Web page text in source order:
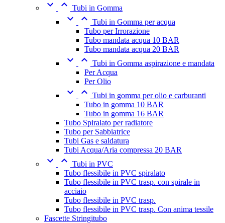
  Tubi in Gomma
  Tubi in Gomma per acqua
Tubo per Irrorazione
Tubo mandata acqua 10 BAR
Tubo mandata acqua 20 BAR
  Tubi in Gomma aspirazione e mandata
Per Acqua
Per Olio
  Tubi in gomma per olio e carburanti
Tubo in gomma 10 BAR
Tubo in gomma 16 BAR
Tubo Spiralato per radiatore
Tubo per Sabbiatrice
Tubi Gas e saldatura
Tubi Acqua/Aria compressa 20 BAR
  Tubi in PVC
Tubo flessibile in PVC spiralato
Tubo flessibile in PVC trasp. con spirale in
acciaio
Tubo flessibile in PVC trasp.
Tubo flessibile in PVC trasp. Con anima tessile
Fascette Stringitubo